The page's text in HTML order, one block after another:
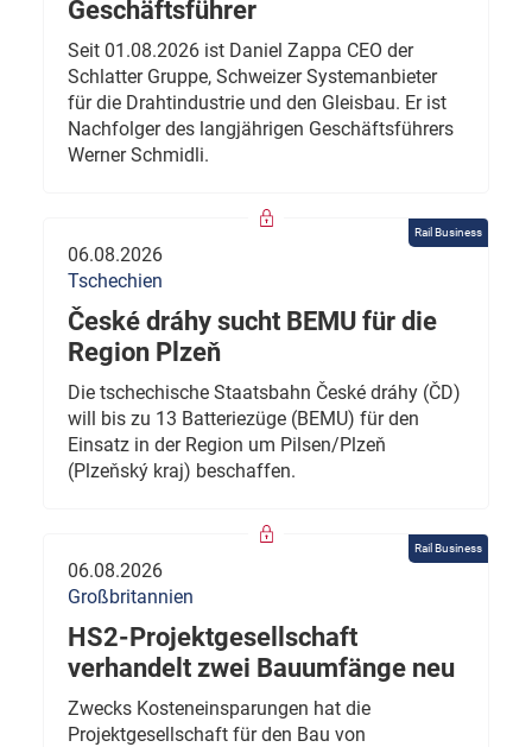
Geschäftsführer
Seit 01.08.2026 ist Daniel Zappa CEO der
Schlatter Gruppe, Schweizer Systemanbieter
für die Drahtindustrie und den Gleisbau. Er ist
Nachfolger des langjährigen Geschäftsführers
Werner Schmidli.
Rail Business
06.08.2026
Tschechien
České dráhy sucht BEMU für die
Region Plzeň
Die tschechische Staatsbahn České dráhy (ČD)
will bis zu 13 Batteriezüge (BEMU) für den
Einsatz in der Region um Pilsen/Plzeň
(Plzeňský kraj) beschaffen.
Rail Business
06.08.2026
Großbritannien
HS2-Projektgesellschaft
verhandelt zwei Bauumfänge neu
Zwecks Kosteneinsparungen hat die
Projektgesellschaft für den Bau von